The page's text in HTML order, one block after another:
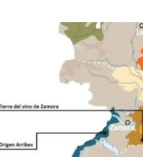
en la Ribera